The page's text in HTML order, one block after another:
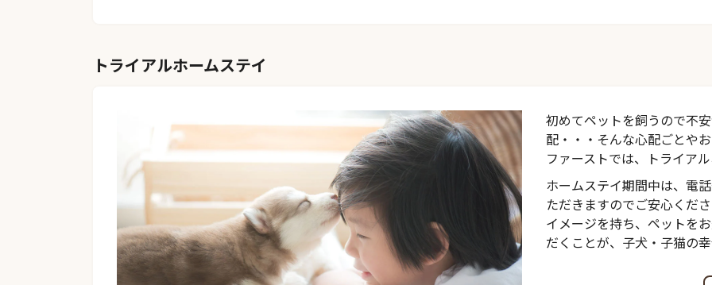
トライアルホームステイ
初めてペットを飼うので不
配・・・そんな心配ごとや
ファーストでは、トライア
ホームステイ期間中は、電
ただきますのでご安心くだ
イメージを持ち、ペットを
だくことが、子犬・子猫の